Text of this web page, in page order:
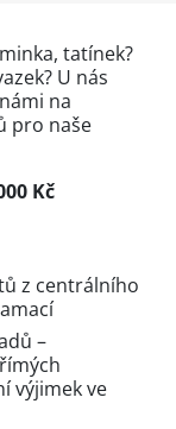
tatínek?
U nás
na
pro naše
Kč
z centrálního
–
výjimek ve